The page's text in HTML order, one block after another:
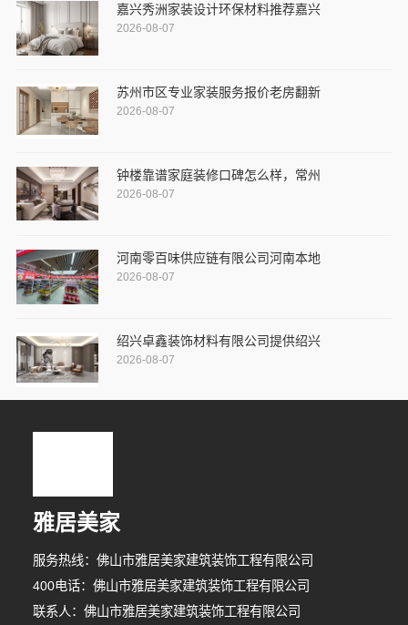
嘉兴秀洲家装设计环保材料推荐嘉兴
2026-08-07
苏州市区专业家装服务报价老房翻新
2026-08-07
钟楼靠谱家庭装修口碑怎么样，常州
2026-08-07
河南零百味供应链有限公司河南本地
2026-08-07
绍兴卓鑫装饰材料有限公司提供绍兴
2026-08-07
雅居美家
服务热线：佛山市雅居美家建筑装饰工程有限公司
400电话：佛山市雅居美家建筑装饰工程有限公司
联系人：佛山市雅居美家建筑装饰工程有限公司